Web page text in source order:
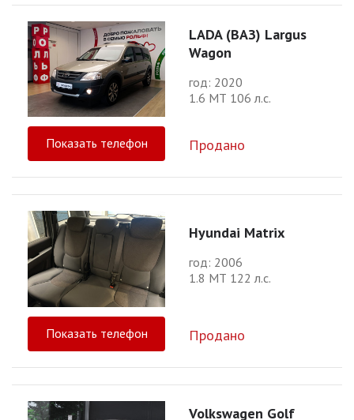
LADA (ВАЗ) Largus
Wagon
год: 2020
1.6 МТ 106 л.с.
Показать телефон Продано
Hyundai Matrix
год: 2006
1.8 МТ 122 л.с.
Показать телефон Продано
Volkswagen Golf